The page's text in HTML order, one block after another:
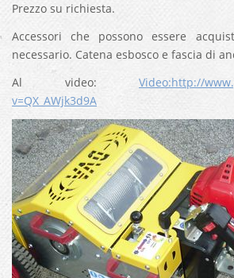
Prezzo su richiesta.
Accessori che possono essere
necessario. Catena esbosco e fascia di
Al video: Video:http://
v=QX_AWjk3d9A